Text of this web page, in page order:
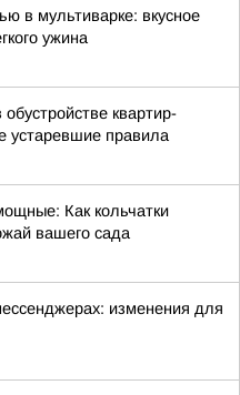
в мультиварке: вкусное
ужина
квартир-
устаревшие правила
Как кольчатки
вашего сада
изменения для